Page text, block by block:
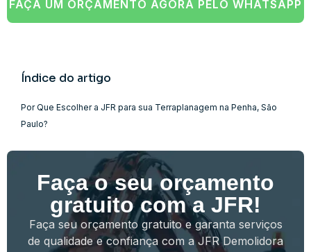
FAÇA UM ORÇAMENTO AGORA PELO WHATSAPP
Índice do artigo
Por Que Escolher a JFR para sua Terraplanagem na Penha, São
Paulo?
Faça o seu orçamento
gratuito com a JFR!
Faça seu orçamento gratuito e garanta serviços
de qualidade e confiança com a JFR Demolidora